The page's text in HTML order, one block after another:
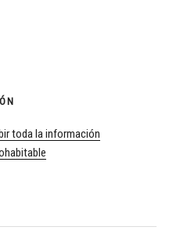
toda la información